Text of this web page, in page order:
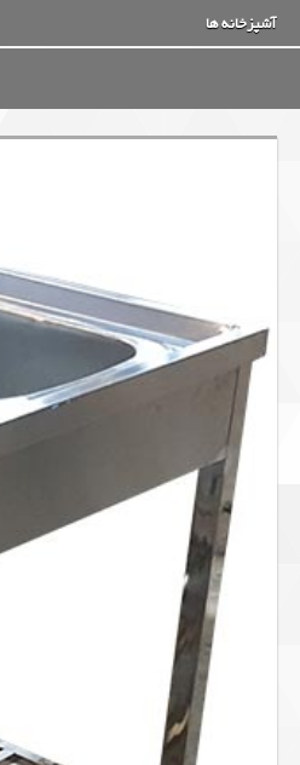
آشپزخانه ها